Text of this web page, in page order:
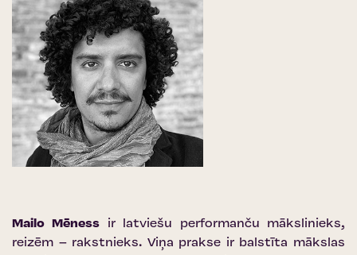
Mailo Mēness ir latviešu performanču mākslinieks,
reizēm – rakstnieks. Viņa prakse ir balstīta mākslas